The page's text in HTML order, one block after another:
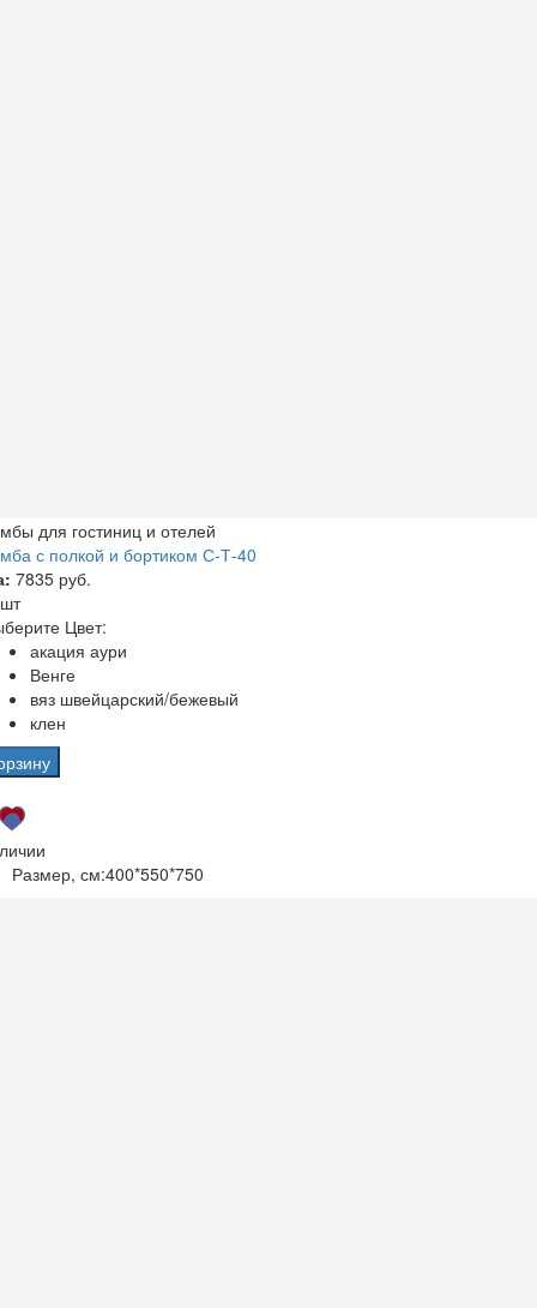
для гостиниц и отелей
с полкой и бортиком С-Т-40
7835 руб.
Цвет:
акация аури
Венге
вяз швейцарский/бежевый
клен
Размер, см:400*550*750